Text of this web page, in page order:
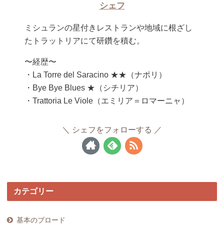
シェフ
ミシュランの星付きレストランや地域に根ざし
たトラットリアにて研鑽を積む。
〜経歴〜
・La Torre del Saracino ★★（ナポリ）
・Bye Bye Blues ★（シチリア）
・Trattoria Le Viole（エミリア＝ロマーニャ）
シェフをフォローする
カテゴリー
基本のブロード